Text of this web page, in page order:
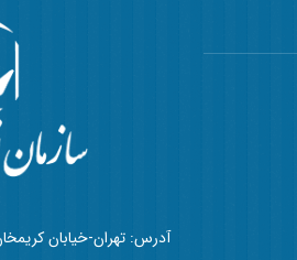
آدرس: تهران-خیابان